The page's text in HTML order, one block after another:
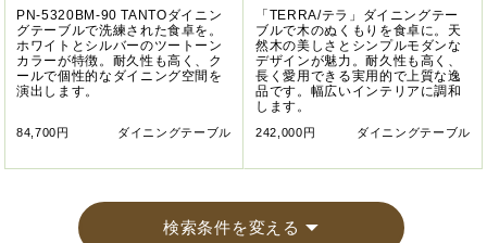
PN-5320BM-90 TANTOダイニン
グテーブルで洗練された食卓を。
ホワイトとシルバーのツートーン
カラーが特徴。耐久性も高く、ク
ールで個性的なダイニング空間を
演出します。
84,700円 ダイニングテーブル
「TERRA/テラ」ダイニングテー
ブルで木のぬくもりを食卓に。天
然木の美しさとシンプルモダンな
デザインが魅力。耐久性も高く、
長く愛用できる実用的で上質な逸
品です。幅広いインテリアに調和
します。
242,000円 ダイニングテーブル
検索条件を変える